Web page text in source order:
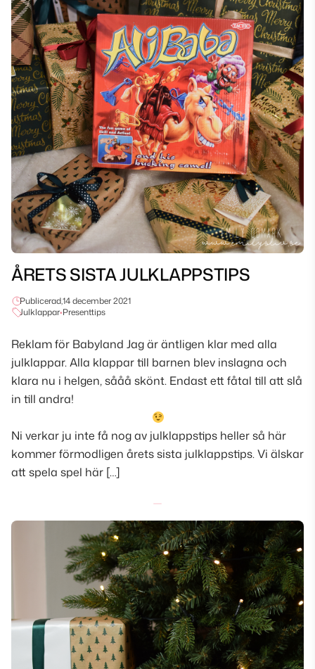
ÅRETS SISTA JULKLAPPSTIPS
Publicerad,14 december 2021
Julklappar•Presenttips
Reklam för Babyland Jag är äntligen klar med alla
julklappar. Alla klappar till barnen blev inslagna och
klara nu i helgen, sååå skönt. Endast ett fåtal till att slå
in till andra!
Ni verkar ju inte få nog av julklappstips heller så här
kommer förmodligen årets sista julklappstips. Vi älskar
att spela spel här […]